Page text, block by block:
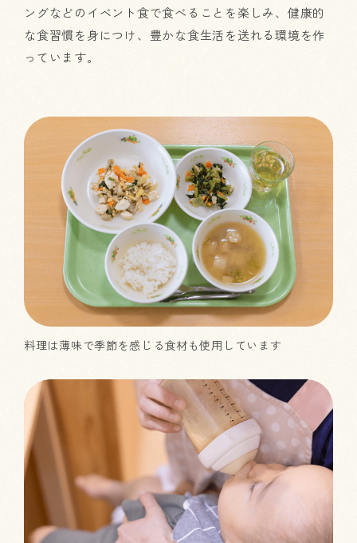
ングなどのイベント食で食べることを楽しみ、健康的
な食習慣を身につけ、豊かな食生活を送れる環境を作
っています。
料理は薄味で季節を感じる食材も使用しています